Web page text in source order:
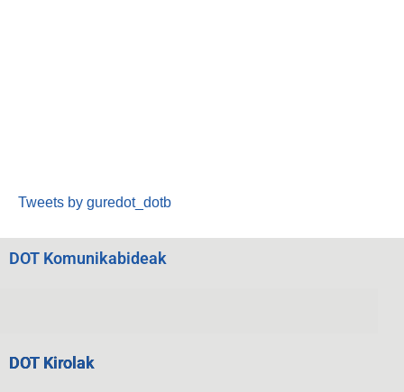
Tweets by guredot_dotb
DOT Komunikabideak
DOT Kirolak